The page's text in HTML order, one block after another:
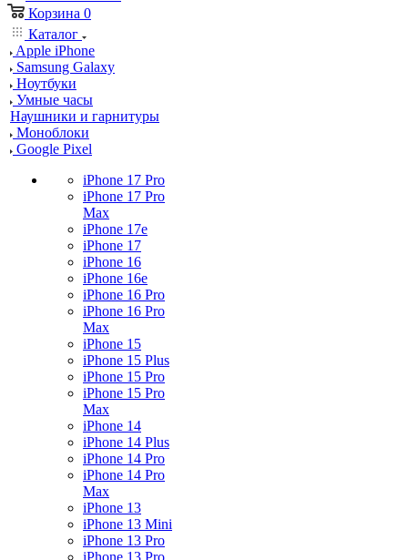
Корзина 0
Каталог
Apple iPhone
Samsung Galaxy
Ноутбуки
Умные часы
Наушники и гарнитуры
Моноблоки
Google Pixel
iPhone 17 Pro
iPhone 17 Pro
Max
iPhone 17e
iPhone 17
iPhone 16
iPhone 16e
iPhone 16 Pro
iPhone 16 Pro
Max
iPhone 15
iPhone 15 Plus
iPhone 15 Pro
iPhone 15 Pro
Max
iPhone 14
iPhone 14 Plus
iPhone 14 Pro
iPhone 14 Pro
Max
iPhone 13
iPhone 13 Mini
iPhone 13 Pro
iPhone 13 Pro